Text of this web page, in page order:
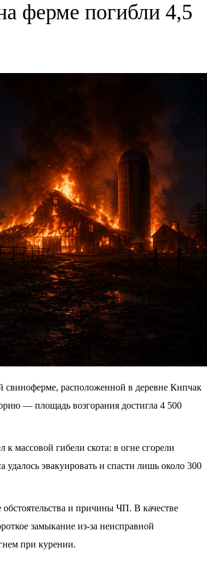
ферме погибли 4,5
расположенной в деревне Кипчак
— площадь возгорания достигла 4 500
массовой гибели скота: в огне сгорели
эвакуировать и спасти лишь около 300
и причины ЧП. В качестве
замыкание из-за неисправной
при курении.